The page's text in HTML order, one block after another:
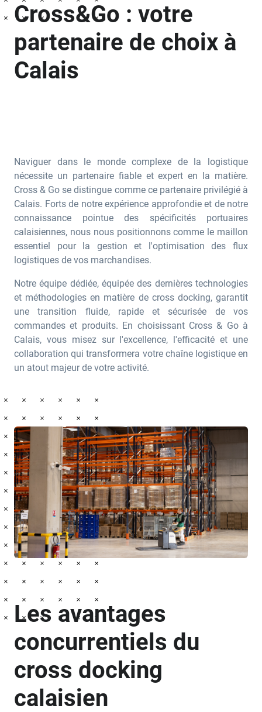
Cross&Go : votre
partenaire de choix à
Calais
Naviguer dans le monde complexe de la logistique
nécessite un partenaire fiable et expert en la matière.
Cross & Go se distingue comme ce partenaire privilégié à
Calais. Forts de notre expérience approfondie et de notre
connaissance pointue des spécificités portuaires
calaisiennes, nous nous positionnons comme le maillon
essentiel pour la gestion et l'optimisation des flux
logistiques de vos marchandises.
Notre équipe dédiée, équipée des dernières technologies
et méthodologies en matière de cross docking, garantit
une transition fluide, rapide et sécurisée de vos
commandes et produits. En choisissant Cross & Go à
Calais, vous misez sur l'excellence, l'efficacité et une
collaboration qui transformera votre chaîne logistique en
un atout majeur de votre activité.
Les avantages
concurrentiels du
cross docking
calaisien